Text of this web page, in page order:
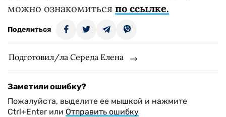
можно ознакомиться по ссылке.
Поделиться
Подготовил/ла Середа Елена
Заметили ошибку?
Пожалуйста, выделите ее мышкой и нажмите
Ctrl+Enter или Отправить ошибку